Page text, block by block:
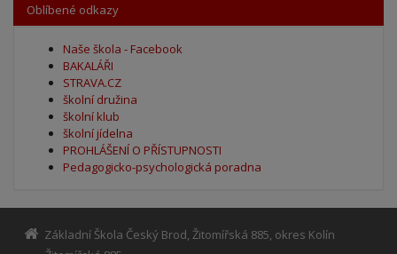
Oblíbené odkazy
Naše škola - Facebook
BAKALÁŘI
STRAVA.CZ
školní družina
školní klub
školní jídelna
PROHLÁŠENÍ O PŘÍSTUPNOSTI
Pedagogicko-psychologická poradna
Základní Škola Český Brod, Žitomířská 885, okres Kolín